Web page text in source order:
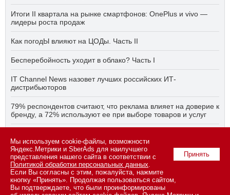
Итоги II квартала на рынке смартфонов: OnePlus и vivo —
лидеры роста продаж
Как погодЫ влияют на ЦОДы. Часть II
Бесперебойность уходит в облако? Часть I
IT Channel News назовет лучших российских ИТ-
дистрибьюторов
79% респондентов считают, что реклама влияет на доверие к
бренду, а 72% используют ее при выборе товаров и услуг
ПО нужно всё сразу? Часть I
© 2026 ООО «СК ПРЕСС».Политика конфиденциальности
персональных данных,информация об авторских правах и порядке
использования материалов сайта
Принять
Мы используем cookie-файлы, возможности
Яндекс.Метрики и SberAds для наилучшего
представления нашего сайта в соответствии с
Политикой обработки персональных данных.
Если Вы согласны с этим, пожалуйста, нажмите
кнопку «Принять». Продолжая пользоваться сайтом,
Вы подтверждаете, что были проинформированы